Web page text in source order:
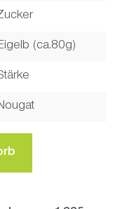
(ca.80g)